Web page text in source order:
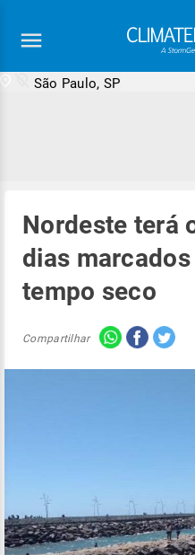
São Paulo, SP
Nordeste terá
dias
tempo seco
Compartilhar